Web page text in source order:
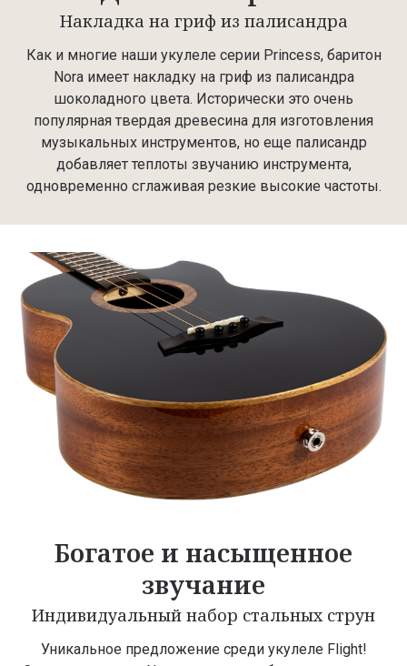
Накладка на гриф из палисандра
Как и многие наши укулеле серии Princess, баритон
Nora имеет накладку на гриф из палисандра
шоколадного цвета. Исторически это очень
популярная твердая древесина для изготовления
музыкальных инструментов, но еще палисандр
добавляет теплоты звучанию инструмента,
одновременно сглаживая резкие высокие частоты.
Богатое и насыщенное
звучание
Индивидуальный набор стальных струн
Уникальное предложение среди укулеле Flight!